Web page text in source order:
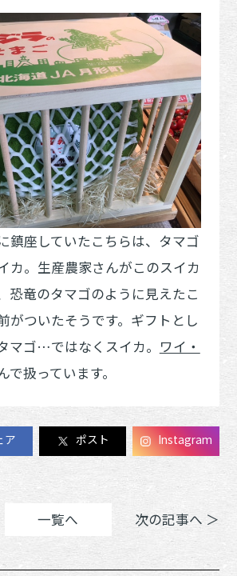
鎮座していたこちらは、タマゴ
カ。生産農家さんがこのスイカ
恐竜のタマゴのように見えたこ
がついたそうです。ギフトとし
マゴ…ではなくスイカ。 ワイ・
で扱っています。
ア ポスト Instagram
一覧へ 次の記事へ ＞